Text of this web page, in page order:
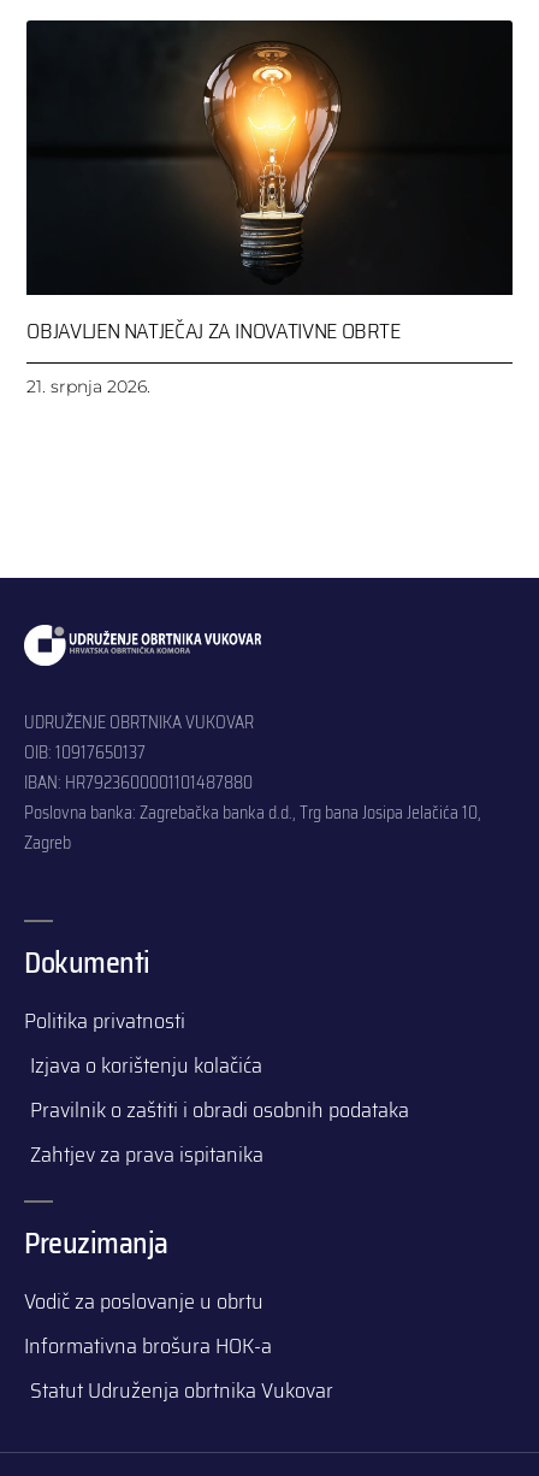
OBJAVLJEN NATJEČAJ ZA INOVATIVNE OBRTE
21. srpnja 2026.
UDRUŽENJE OBRTNIKA VUKOVAR
OIB: 10917650137
IBAN: HR7923600001101487880
Poslovna banka: Zagrebačka banka d.d., Trg bana Josipa Jelačića 10,
Zagreb
Dokumenti
Politika privatnosti
Izjava o korištenju kolačića
Pravilnik o zaštiti i obradi osobnih podataka
Zahtjev za prava ispitanika
Preuzimanja
Vodič za poslovanje u obrtu
Informativna brošura HOK-a
Statut Udruženja obrtnika Vukovar